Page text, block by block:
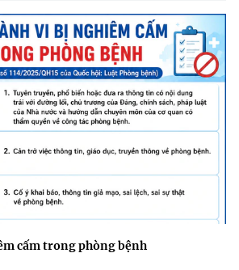
cấm trong phòng bệnh